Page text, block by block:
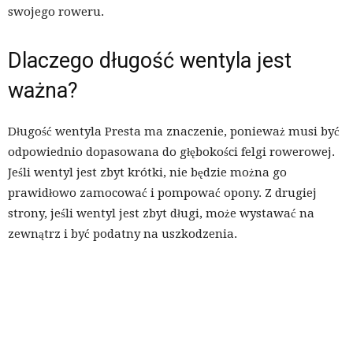
swojego roweru.
Dlaczego długość wentyla jest
ważna?
Długość wentyla Presta ma znaczenie, ponieważ musi być
odpowiednio dopasowana do głębokości felgi rowerowej.
Jeśli wentyl jest zbyt krótki, nie będzie można go
prawidłowo zamocować i pompować opony. Z drugiej
strony, jeśli wentyl jest zbyt długi, może wystawać na
zewnątrz i być podatny na uszkodzenia.